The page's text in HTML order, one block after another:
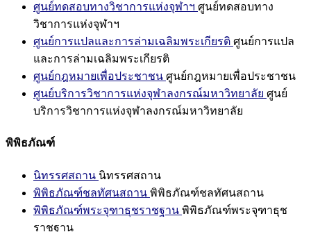
ศูนย์ทดสอบทางวิชาการแห่งจุฬาฯ ศูนย์ทดสอบทาง
วิชาการแห่งจุฬาฯ
ศูนย์การแปลและการล่ามเฉลิมพระเกียรติ ศูนย์การแปล
และการล่ามเฉลิมพระเกียรติ
ศูนย์กฎหมายเพื่อประชาชน ศูนย์กฎหมายเพื่อประชาชน
ศูนย์บริการวิชาการแห่งจุฬาลงกรณ์มหาวิทยาลัย ศูนย์
บริการวิชาการแห่งจุฬาลงกรณ์มหาวิทยาลัย
พิพิธภัณฑ์
นิทรรศสถาน นิทรรศสถาน
พิพิธภัณฑ์ชลทัศนสถาน พิพิธภัณฑ์ชลทัศนสถาน
พิพิธภัณฑ์พระจุฑาธุชราชฐาน พิพิธภัณฑ์พระจุฑาธุช
ราชฐาน